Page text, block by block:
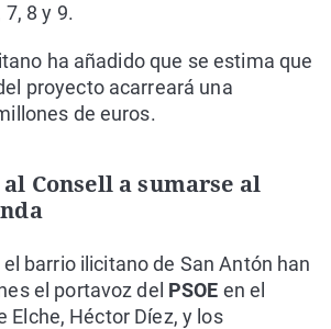
8 y 9.
ha añadido que se estima que
proyecto acarreará una
de euros.
al Consell a sumarse al
barrio ilicitano de San Antón han
el portavoz del PSOE en el
Elche, Héctor Díez, y los